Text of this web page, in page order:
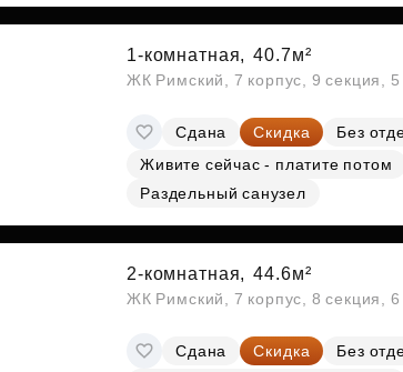
1-комнатная, 40.7м²
ЖК Римский, 7 корпус, 9 секция,
Сдана Скидка
Без
Живите сейчас - платите потом
Раздельный санузел
2-комнатная, 44.6м²
ЖК Римский, 7 корпус, 8 секция,
Сдана Скидка
Без